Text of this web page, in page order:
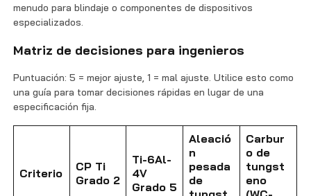
menudo para blindaje o componentes de dispositivos
especializados.
Matriz de decisiones para ingenieros
Puntuación: 5 = mejor ajuste, 1 = mal ajuste. Utilice esto como
una guía para tomar decisiones rápidas en lugar de una
especificación fija.
Criterio
CP Ti
Grado 2
Ti-6Al-
4V
Grado 5
Aleació
n
pesada
de
Carbur
o de
tungst
eno